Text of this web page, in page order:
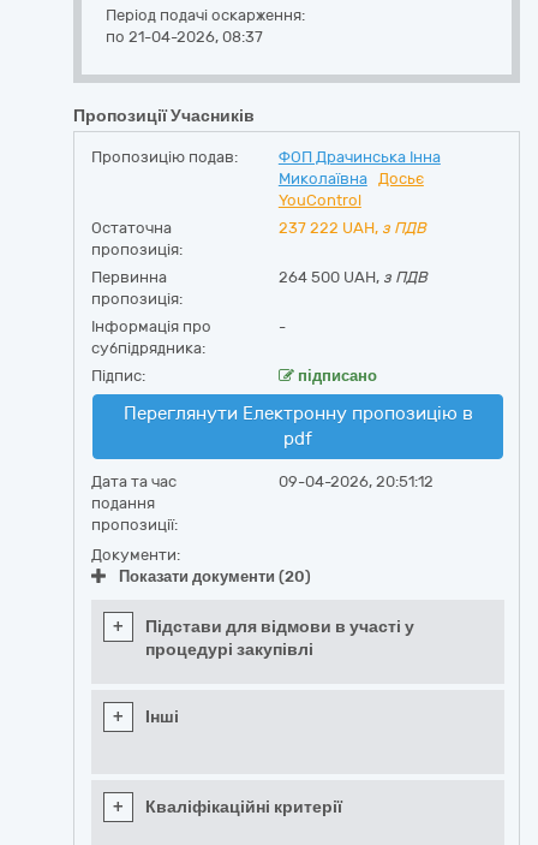
Період подачі оскарження:
по 21-04-2026, 08:37
Пропозиції Учасників
Пропозицію подав:
ФОП Драчинська Інна
Миколаївна
Досьє
YouControl
Остаточна
пропозиція:
237 222 UAH, з ПДВ
Первинна
пропозиція:
264 500 UAH, з ПДВ
Інформація про
субпідрядника:
-
Підпис: підписано
Переглянути Електронну пропозицію в
pdf
Дата та час
подання
пропозиції:
09-04-2026, 20:51:12
Документи:
Показати документи (20)
+
Підстави для відмови в участі у
процедурі закупівлі
+ Інші
+ Кваліфікаційні критерії